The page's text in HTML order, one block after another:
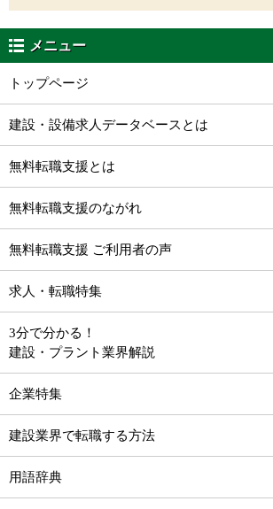
メニュー
トップページ
建設・設備求人データベースとは
無料転職支援とは
無料転職支援のながれ
無料転職支援 ご利用者の声
求人・転職特集
3分で分かる！
建設・プラント業界解説
企業特集
建設業界で転職する方法
用語辞典